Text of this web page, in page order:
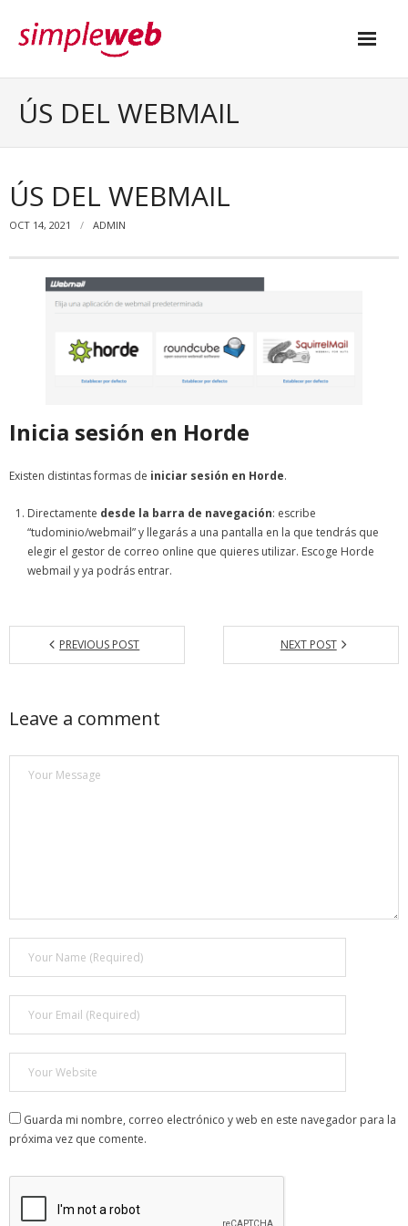
Webs con Presence Builder
CA
ÚS DEL WEBMAIL
ÚS DEL WEBMAIL
OCT 14, 2021 ADMIN
Inicia sesión en Horde
Existen distintas formas de iniciar sesión en Horde.
Directamente desde la barra de navegación: escribe
“tudominio/webmail” y llegarás a una pantalla en la que tendrás que
elegir el gestor de correo online que quieres utilizar. Escoge Horde
webmail y ya podrás entrar.
PREVIOUS POST NEXT POST
Leave a comment
Guarda mi nombre, correo electrónico y web en este navegador para la
próxima vez que comente.